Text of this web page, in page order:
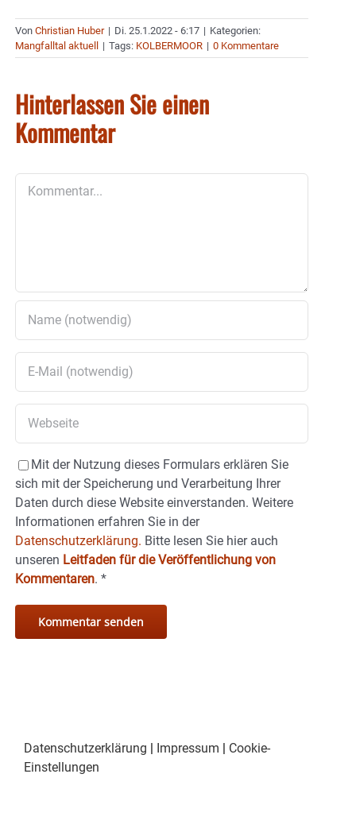
Von Christian Huber | Di. 25.1.2022 - 6:17 | Kategorien:
Mangfalltal aktuell
| Tags: KOLBERMOOR | 0 Kommentare
Hinterlassen Sie einen
Kommentar
Mit der Nutzung dieses Formulars erklären Sie
sich mit der Speicherung und Verarbeitung Ihrer
Daten durch diese Website einverstanden. Weitere
Informationen erfahren Sie in der
Datenschutzerklärung. Bitte lesen Sie hier auch
unseren Leitfaden für die Veröffentlichung von
Kommentaren. *
Datenschutzerklärung | Impressum | Cookie-
Einstellungen